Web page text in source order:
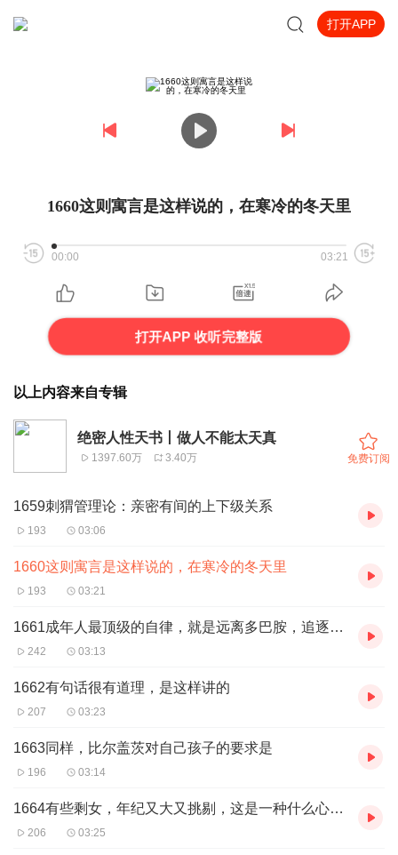
打开APP
1660这则寓言是这样说的，在寒冷的冬天里
00:00 03:21
打开APP 收听完整版
以上内容来自专辑
绝密人性天书丨做人不能太天真
1397.60万 3.40万 免费订阅
1659刺猬管理论：亲密有间的上下级关系
193 03:06
1660这则寓言是这样说的，在寒冷的冬天里
193 03:21
1661成年人最顶级的自律，就是远离多巴胺，追逐内啡肽
242 03:13
1662有句话很有道理，是这样讲的
207 03:23
1663同样，比尔盖茨对自己孩子的要求是
196 03:14
1664有些剩女，年纪又大又挑剔，这是一种什么心理？
206 03:25